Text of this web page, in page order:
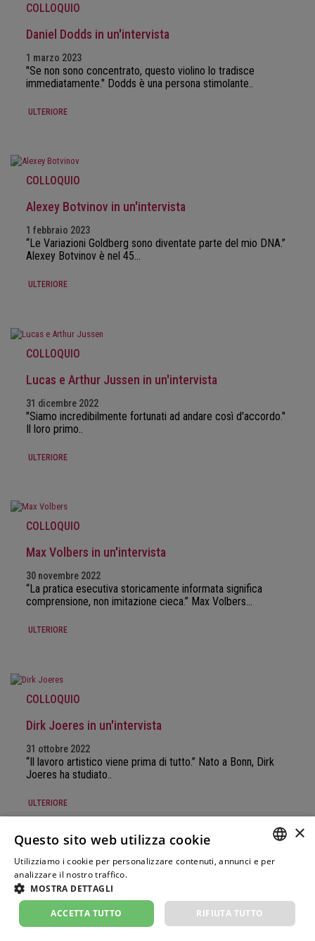
COLLOQUIO
Daniel Dodds in un'intervista
1 marzo 2023
"Se non sono concentrato, questo violino lo tradisce
immediatamente." Dodds è una persona stimolante..
ULTERIORE
COLLOQUIO
Alexey Botvinov in un'intervista
1 febbraio 2023
“Le Variazioni Goldberg sono diventate parte del mio DNA.”
Alexey Botvinov è nel 45…
ULTERIORE
COLLOQUIO
Lucas e Arthur Jussen in un'intervista
31 dicembre 2022
"Siamo incredibilmente fortunati ad andare così d'accordo."
Il loro primo..
ULTERIORE
COLLOQUIO
Max Volbers in un'intervista
30 novembre 2022
“La pratica esecutiva storicamente informata significa
comprensione, non imitazione cieca.” Max Volbers…
ULTERIORE
COLLOQUIO
Dirk Joeres in un'intervista
31 ottobre 2022
“Il lavoro artistico viene prima di tutto.” Nato a Bonn, Dirk
Joeres ha studiato..
ULTERIORE
COLLOQUIO
Beatrice Rana in un'intervista
×
Questo sito web utilizza cookie
Utilizziamo i cookie per personalizzare contenuti, annunci e per
analizzare il nostro traffico.
MOSTRA DETTAGLI
ACCETTA TUTTO RIFIUTA TUTTO